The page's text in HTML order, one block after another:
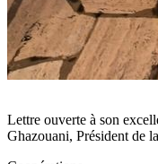
Lettre ouverte à son
Ghazouani, Président de